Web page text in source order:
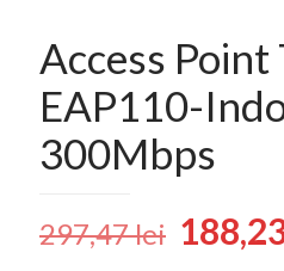
Access
EAP110-
300Mbps
297,47lei Prețul